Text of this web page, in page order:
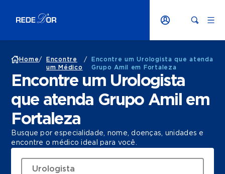
Home/
Encontre
um Médico
/
Encontre um Urologista que atenda
Grupo Amil em Fortaleza
Encontre um Urologista
que atenda Grupo Amil em
Fortaleza
Busque por especialidade, nome, doenças, unidades e
encontre o médico ideal para você.